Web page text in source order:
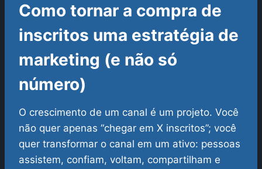
Como tornar a compra de
inscritos uma estratégia de
marketing (e não só
número)
O crescimento de um canal é um projeto. Você
não quer apenas “chegar em X inscritos”; você
quer transformar o canal em um ativo: pessoas
assistem, confiam, voltam, compartilham e